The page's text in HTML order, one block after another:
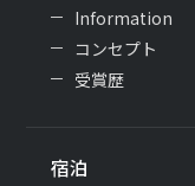
Information
コンセプト
受賞歴
宿泊